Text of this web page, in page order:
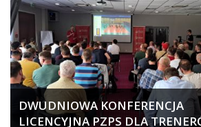
DWUDNIOWA KONFERENCJA
LICENCYJNA PZPS DLA